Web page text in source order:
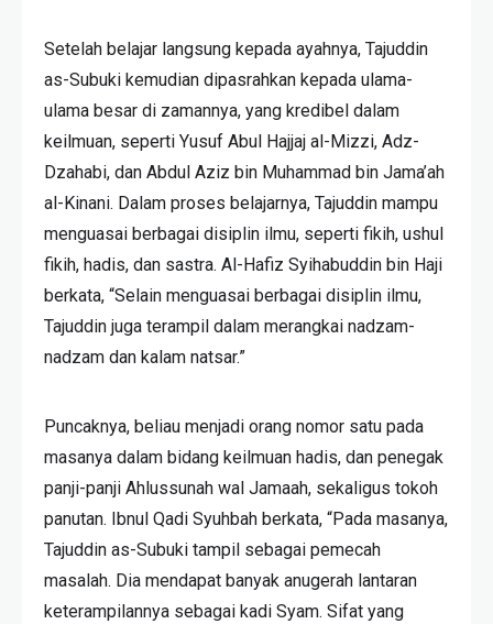
Setelah belajar langsung kepada ayahnya, Tajuddin
as-Subuki kemudian dipasrahkan kepada ulama-
ulama besar di zamannya, yang kredibel dalam
keilmuan, seperti Yusuf Abul Hajjaj al-Mizzi, Adz-
Dzahabi, dan Abdul Aziz bin Muhammad bin Jama’ah
al-Kinani. Dalam proses belajarnya, Tajuddin mampu
menguasai berbagai disiplin ilmu, seperti fikih, ushul
fikih, hadis, dan sastra. Al-Hafiz Syihabuddin bin Haji
berkata, “Selain menguasai berbagai disiplin ilmu,
Tajuddin juga terampil dalam merangkai nadzam-
nadzam dan kalam natsar.”
Puncaknya, beliau menjadi orang nomor satu pada
masanya dalam bidang keilmuan hadis, dan penegak
panji-panji Ahlussunah wal Jamaah, sekaligus tokoh
panutan. Ibnul Qadi Syuhbah berkata, “Pada masanya,
Tajuddin as-Subuki tampil sebagai pemecah
masalah. Dia mendapat banyak anugerah lantaran
keterampilannya sebagai kadi Syam. Sifat yang